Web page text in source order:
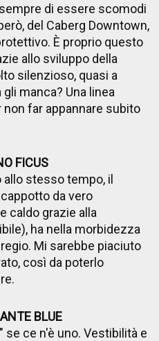
di essere scomodi
del Caberg Downtown,
È proprio questo
allo sviluppo della
silenzioso, quasi a
manca? Una linea
far appannare subito
FICUS
allo stesso tempo, il
da vero
caldo grazie alla
ha nella morbidezza
Mi sarebbe piaciuto
così da poterlo
BLUE
ce n'è uno. Vestibilità e